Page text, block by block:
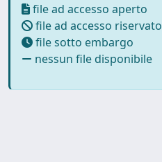
file ad accesso aperto
file ad accesso riservato
file sotto embargo
nessun file disponibile